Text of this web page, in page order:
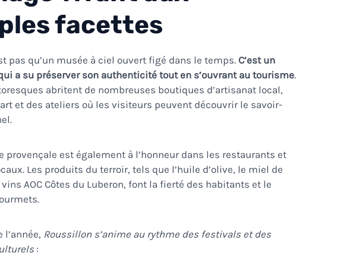
facettes
pas qu’un musée à ciel ouvert figé dans le temps. C’est un
a su préserver son authenticité tout en s’ouvrant au tourisme.
abritent de nombreuses boutiques d’artisanat local,
et des ateliers où les visiteurs peuvent découvrir le savoir-
provençale est également à l’honneur dans les restaurants et
Les produits du terroir, tels que l’huile d’olive, le miel de
AOC Côtes du Luberon, font la fierté des habitants et le
l’année, Roussillon s’anime au rythme des festivals et des
: